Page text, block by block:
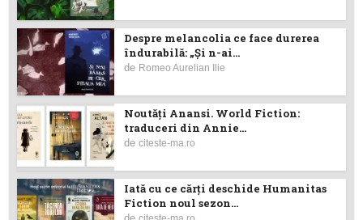
Despre melancolia ce face durerea
îndurabilă: „Și n-ai...
de Romeo Aurelian Ilie
Noutăţi Anansi. World Fiction:
traduceri din Annie...
deciteste-ma.ro
Iată cu ce cărţi deschide Humanitas
Fiction noul sezon...